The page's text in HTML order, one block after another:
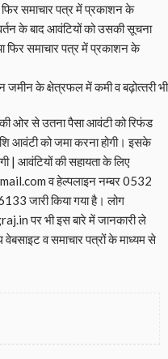
फिर समाचार पत्र में प्रकाशन के
के बाद आवंटियों को उसकी सूचना
फिर समाचार पत्र में प्रकाशन के
के क्षेत्रफल में कमी व बढ़ोत्‍तरी
ओर से उतना पैसा आवं‍टी को रिफंड
आवंटी को जमा करना होगी। इसके
| आवंटियों की सहायता के लिए
व हेल्‍पलाइन नम्‍बर 0532
जारी किया गया है। लोग
पर भी इस बारे में जानकारी ले
व समाचार पत्रों के माध्‍यम से